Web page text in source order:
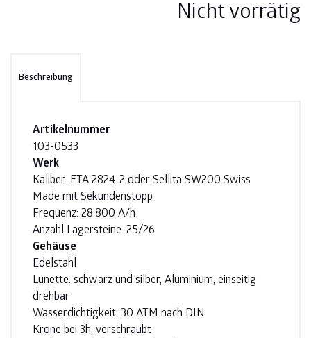
Nicht vorrätig
Beschreibung
Artikelnummer
103-0533
Werk
Kaliber: ETA 2824-2 oder Sellita SW200 Swiss
Made mit Sekundenstopp
Frequenz: 28’800 A/h
Anzahl Lagersteine: 25/26
Gehäuse
Edelstahl
Lünette: schwarz und silber, Aluminium, einseitig
drehbar
Wasserdichtigkeit: 30 ATM nach DIN
Krone bei 3h, verschraubt